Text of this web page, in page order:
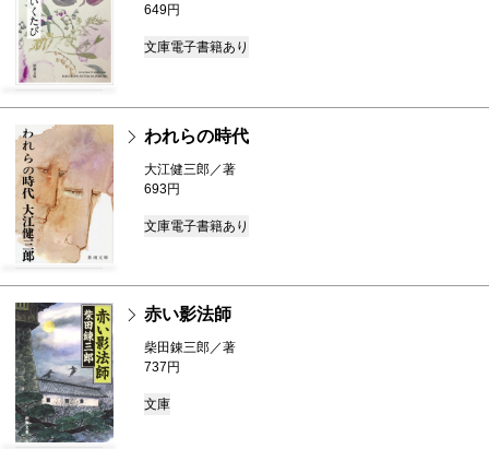
649円
文庫電子書籍あり
われらの時代
大江健三郎／著
693円
文庫電子書籍あり
赤い影法師
柴田錬三郎／著
737円
文庫